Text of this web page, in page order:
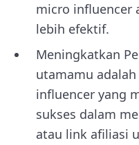
micro influencer
lebih efektif.
Meningkatkan
utamamu
influencer yang
sukses dalam
atau link afiliasi